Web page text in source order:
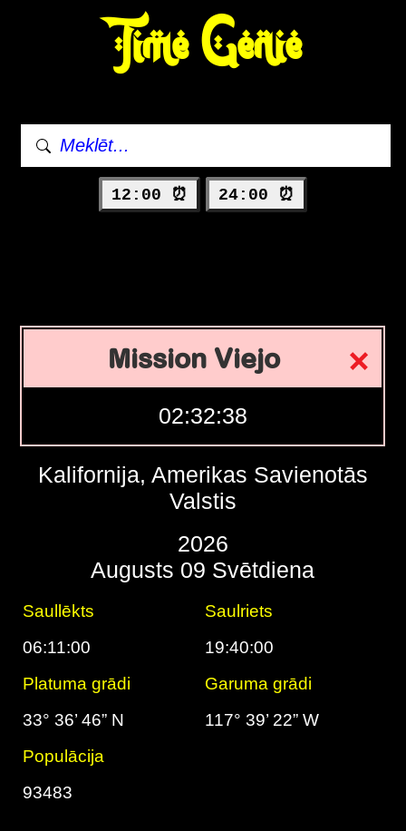
Time Genie
12:00 ⏰ 24:00 ⏰
Mission Viejo
02:32:39
Kalifornija, Amerikas Savienotās
Valstis
2026
Augusts 09 Svētdiena
Saullēkts
Saulriets
06:11:00
19:40:00
Platuma grādi
Garuma grādi
33° 36’ 46” N
117° 39’ 22” W
Populācija
93483